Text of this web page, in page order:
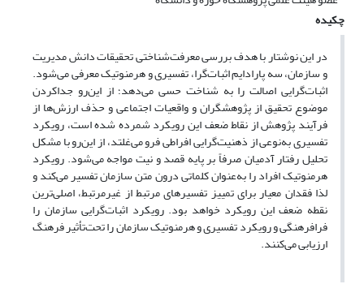
چکیده
در این نوشتار با هدف بررسی معرفت‌شناختی تحقیقات دانش مدیریت
و سازمان، سه پارادایم اثبات‌گرا، تفسیری و هرمنوتیک معرفی می‌شود.
اثبات‌گرایی اصالت را به شناخت حسی می‌دهد؛ از این‌رو جداکردن
موضوع تحقیق از پژوهشگران و واقعیات اجتماعی و حذف ارزش‌ها از
فرآیند پژوهش از نقاط ضعف این رویکرد شمرده شده است، رویکرد
تفسیری به‌نوعی از ذهنیت‌گرایی افراطی فرو می‌غلتد، از این‌رو با مشکل
تحلیل رفتار آدمیان صرفاً بر پایه قصد و نیت مواجه می‌شود. رویکرد
هرمنوتیک افراد را به‌عنوان کلماتی درون متن سازمان تفسیر می‌کند و
لذا فقدان معیار برای تمییز تفسیرهای مرتبط از غیرمرتبط، اصلی‌ترین
نقطه ضعف این رویکرد خواهد بود. رویکرد اثبات‌گرایی سازمان را
فرافرهنگی و رویکرد تفسیری و هرمنوتیک سازمان را تحت‌تأثیر فرهنگ
ارزیابی می‌کنند.